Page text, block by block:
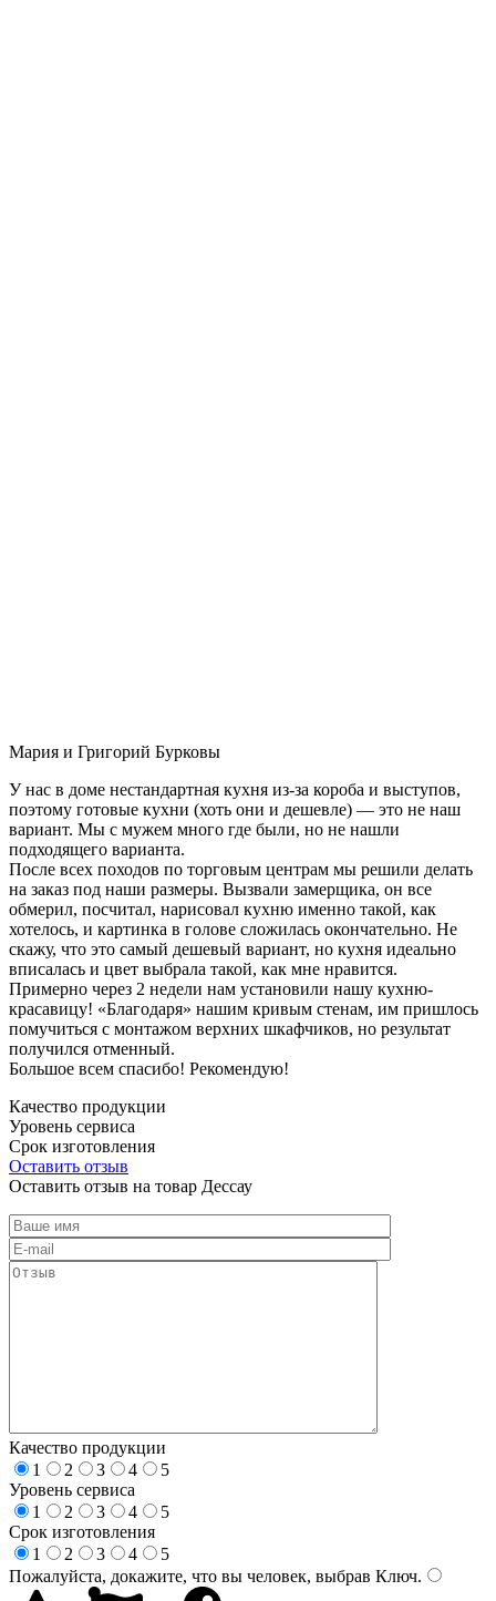
Мария и Григорий Бурковы
У нас в доме нестандартная кухня из-за короба и выступов,
поэтому готовые кухни (хоть они и дешевле) — это не наш
вариант. Мы с мужем много где были, но не нашли
подходящего варианта.
После всех походов по торговым центрам мы решили делать
на заказ под наши размеры. Вызвали замерщика, он все
обмерил, посчитал, нарисовал кухню именно такой, как
хотелось, и картинка в голове сложилась окончательно. Не
скажу, что это самый дешевый вариант, но кухня идеально
вписалась и цвет выбрала такой, как мне нравится.
Примерно через 2 недели нам установили нашу кухню-
красавицу! «Благодаря» нашим кривым стенам, им пришлось
помучиться с монтажом верхних шкафчиков, но результат
получился отменный.
Большое всем спасибо! Рекомендую!
Качество продукции
Уровень сервиса
Срок изготовления
Оставить отзыв
Оставить отзыв на товар Дессау
Качество продукции
1
2 3 4
5
Уровень сервиса
1
2 3 4
5
Срок изготовления
1
2 3 4
5
Пожалуйста, докажите, что вы человек, выбрав Ключ.